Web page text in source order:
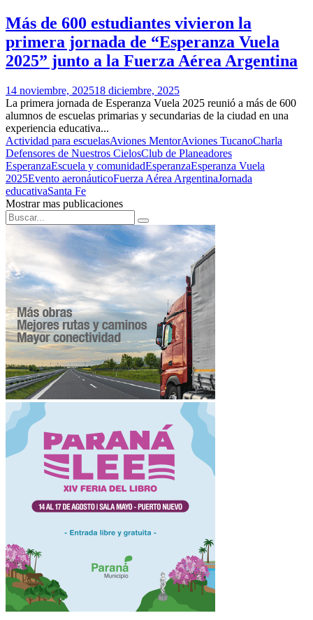
Más de 600 estudiantes vivieron la
primera jornada de “Esperanza Vuela
2025” junto a la Fuerza Aérea Argentina
14 noviembre, 202518 diciembre, 2025
La primera jornada de Esperanza Vuela 2025 reunió a más de 600
alumnos de escuelas primarias y secundarias de la ciudad en una
experiencia educativa...
Actividad para escuelasAviones MentorAviones TucanoCharla
Defensores de Nuestros CielosClub de Planeadores
EsperanzaEscuela y comunidadEsperanzaEsperanza Vuela
2025Evento aeronáuticoFuerza Aérea ArgentinaJornada
educativaSanta Fe
Mostrar mas publicaciones
Search
for:
Search